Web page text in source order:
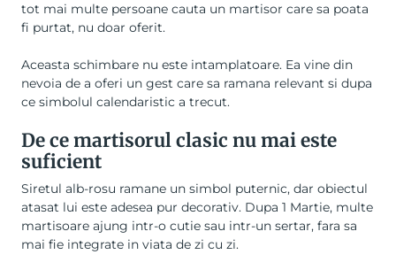
tot mai multe persoane cauta un martisor care sa poata
fi purtat, nu doar oferit.
Aceasta schimbare nu este intamplatoare. Ea vine din
nevoia de a oferi un gest care sa ramana relevant si dupa
ce simbolul calendaristic a trecut.
De ce martisorul clasic nu mai este
suficient
Siretul alb-rosu ramane un simbol puternic, dar obiectul
atasat lui este adesea pur decorativ. Dupa 1 Martie, multe
martisoare ajung intr-o cutie sau intr-un sertar, fara sa
mai fie integrate in viata de zi cu zi.